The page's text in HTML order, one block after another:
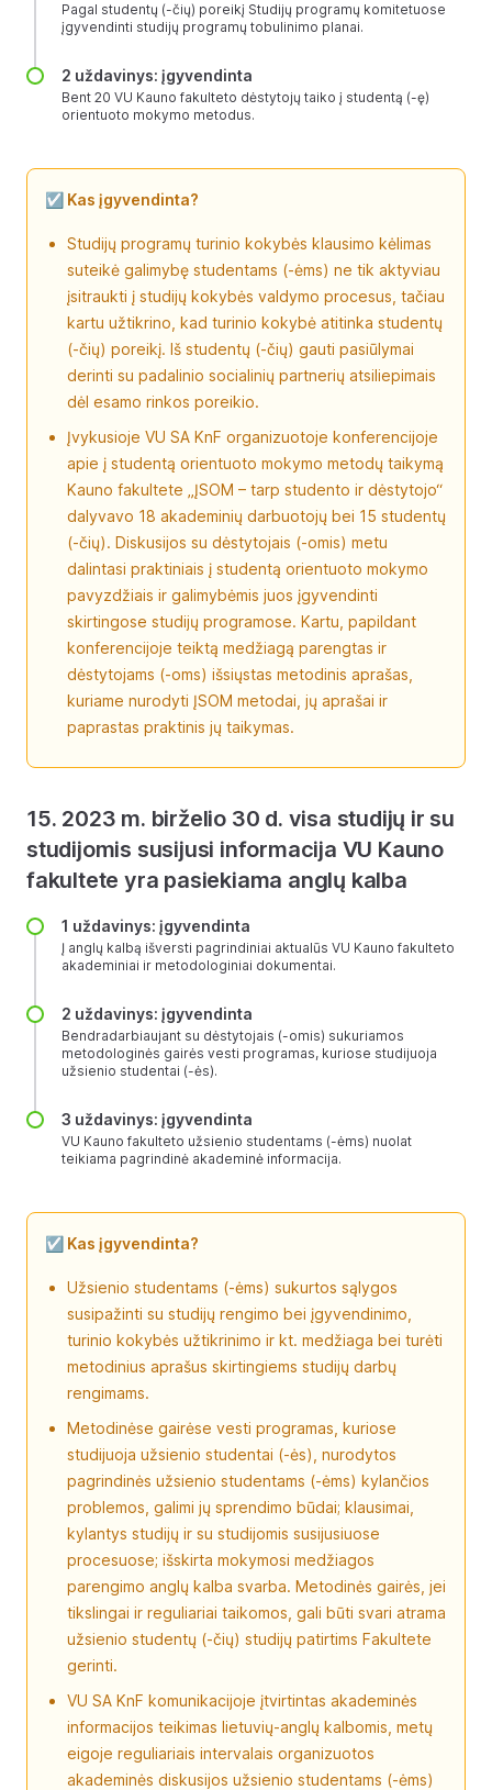
Pagal studentų (-čių) poreikį Studijų programų komitetuose
įgyvendinti studijų programų tobulinimo planai.
2 uždavinys: įgyvendinta
Bent 20 VU Kauno fakulteto dėstytojų taiko į studentą (-ę)
orientuoto mokymo metodus.
☑️ Kas įgyvendinta?
Studijų programų turinio kokybės klausimo kėlimas
suteikė galimybę studentams (-ėms) ne tik aktyviau
įsitraukti į studijų kokybės valdymo procesus, tačiau
kartu užtikrino, kad turinio kokybė atitinka studentų
(-čių) poreikį. Iš studentų (-čių) gauti pasiūlymai
derinti su padalinio socialinių partnerių atsiliepimais
dėl esamo rinkos poreikio.
Įvykusioje VU SA KnF organizuotoje konferencijoje
apie į studentą orientuoto mokymo metodų taikymą
Kauno fakultete „ĮSOM – tarp studento ir dėstytojo“
dalyvavo 18 akademinių darbuotojų bei 15 studentų
(-čių). Diskusijos su dėstytojais (-omis) metu
dalintasi praktiniais į studentą orientuoto mokymo
pavyzdžiais ir galimybėmis juos įgyvendinti
skirtingose studijų programose. Kartu, papildant
konferencijoje teiktą medžiagą parengtas ir
dėstytojams (-oms) išsiųstas metodinis aprašas,
kuriame nurodyti ĮSOM metodai, jų aprašai ir
paprastas praktinis jų taikymas.
15. 2023 m. birželio 30 d. visa studijų ir su
studijomis susijusi informacija VU Kauno
fakultete yra pasiekiama anglų kalba
1 uždavinys: įgyvendinta
Į anglų kalbą išversti pagrindiniai aktualūs VU Kauno fakulteto
akademiniai ir metodologiniai dokumentai.
2 uždavinys: įgyvendinta
Bendradarbiaujant su dėstytojais (-omis) sukuriamos
metodologinės gairės vesti programas, kuriose studijuoja
užsienio studentai (-ės).
3 uždavinys: įgyvendinta
VU Kauno fakulteto užsienio studentams (-ėms) nuolat
teikiama pagrindinė akademinė informacija.
☑️ Kas įgyvendinta?
Užsienio studentams (-ėms) sukurtos sąlygos
susipažinti su studijų rengimo bei įgyvendinimo,
turinio kokybės užtikrinimo ir kt. medžiaga bei turėti
metodinius aprašus skirtingiems studijų darbų
rengimams.
Metodinėse gairėse vesti programas, kuriose
studijuoja užsienio studentai (-ės), nurodytos
pagrindinės užsienio studentams (-ėms) kylančios
problemos, galimi jų sprendimo būdai; klausimai,
kylantys studijų ir su studijomis susijusiuose
procesuose; išskirta mokymosi medžiagos
parengimo anglų kalba svarba. Metodinės gairės, jei
tikslingai ir reguliariai taikomos, gali būti svari atrama
užsienio studentų (-čių) studijų patirtims Fakultete
gerinti.
VU SA KnF komunikacijoje įtvirtintas akademinės
informacijos teikimas lietuvių-anglų kalbomis, metų
eigoje reguliariais intervalais organizuotos
akademinės diskusijos užsienio studentams (-ėms)